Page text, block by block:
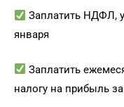
Заплатить НДФЛ,
января
Заплатить
налогу на прибыль